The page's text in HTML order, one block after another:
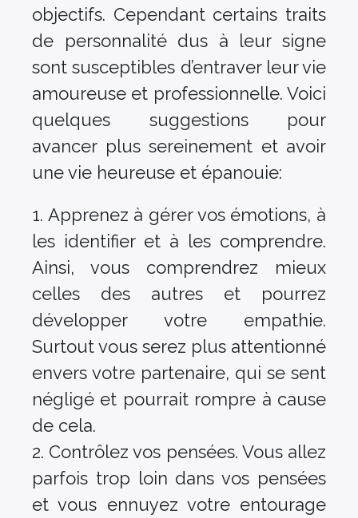
objectifs. Cependant certains traits
de personnalité dus à leur signe
sont susceptibles d’entraver leur vie
amoureuse et professionnelle. Voici
quelques suggestions pour
avancer plus sereinement et avoir
une vie heureuse et épanouie:
1. Apprenez à gérer vos émotions, à
les identifier et à les comprendre.
Ainsi, vous comprendrez mieux
celles des autres et pourrez
développer votre empathie.
Surtout vous serez plus attentionné
envers votre partenaire, qui se sent
négligé et pourrait rompre à cause
de cela.
2. Contrôlez vos pensées. Vous allez
parfois trop loin dans vos pensées
et vous ennuyez votre entourage